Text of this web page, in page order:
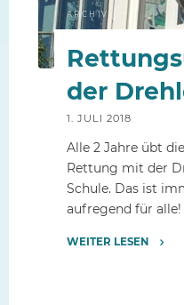
ARCHIV
der
1. JULI 2018
Alle 2 Jahre übt
Rettung mit der
Schule. Das ist
aufregend für alle!
WEITER LESEN